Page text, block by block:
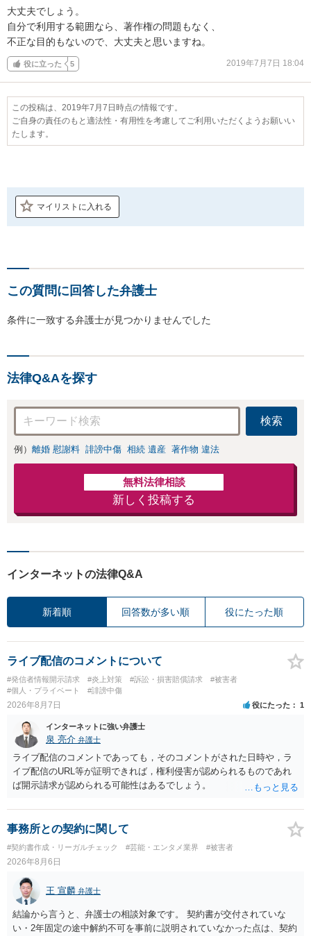
大丈夫でしょう。
自分で利用する範囲なら、著作権の問題もなく、
不正な目的もないので、大丈夫と思いますね。
役に立った 5 2019年7月7日 18:04
この投稿は、2019年7月7日時点の情報です。
ご自身の責任のもと適法性・有用性を考慮してご利用いただくようお願いい
たします。
マイリストに入れる
この質問に回答した弁護士
条件に一致する弁護士が見つかりませんでした
法律Q&Aを探す
検索
例） 離婚 慰謝料 誹謗中傷 相続 遺産 著作物 違法
無料法律相談
新しく投稿する
インターネットの法律Q&A
新着順 回答数が多い順 役にたった順
ライブ配信のコメントについて
#発信者情報開示請求 #炎上対策 #訴訟・損害賠償請求
#被害者
#個人・プライベート
#誹謗中傷
2026年8月7日 役にたった 1
インターネットに強い弁護士
泉 亮介 弁護士
ライブ配信のコメントであっても，そのコメントがされた日時や，ラ
イブ配信のURL等が証明できれば，権利侵害が認められるものであれ
ば開示請求が認められる可能性はあるでしょう。
事務所との契約に関して
#契約書作成・リーガルチェック #芸能・エンタメ業界 #被害者
2026年8月6日
王 宣麟 弁護士
結論から言うと、弁護士の相談対象です。 契約書が交付されていな
い・2年固定の途中解約不可を事前に説明されていなかった点は、契約